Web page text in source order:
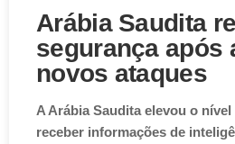
Arábia Saudita
segurança após
novos ataques
A Arábia Saudita elevou o
receber informações de